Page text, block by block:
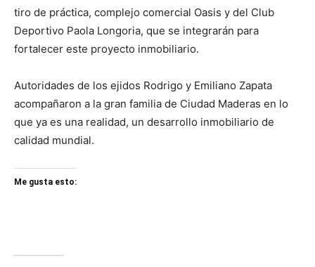
tiro de práctica, complejo comercial Oasis y del Club
Deportivo Paola Longoria, que se integrarán para
fortalecer este proyecto inmobiliario.
Autoridades de los ejidos Rodrigo y Emiliano Zapata
acompañaron a la gran familia de Ciudad Maderas en lo
que ya es una realidad, un desarrollo inmobiliario de
calidad mundial.
Me gusta esto: